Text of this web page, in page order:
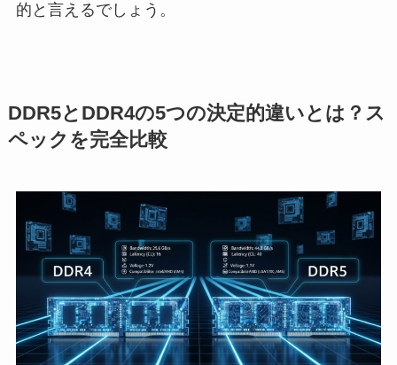
的と言えるでしょう。
DDR5とDDR4の5つの決定的違いとは？ス
ペックを完全比較